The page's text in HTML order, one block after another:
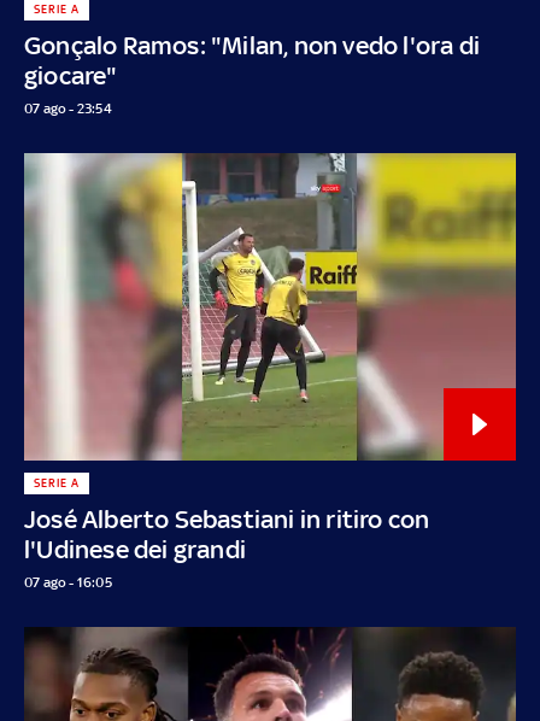
Gonçalo Ramos: "Milan, non vedo l'ora di
giocare"
SERIE A
07 ago - 23:54
José Alberto Sebastiani in ritiro con
l'Udinese dei grandi
SERIE A
07 ago - 16:05